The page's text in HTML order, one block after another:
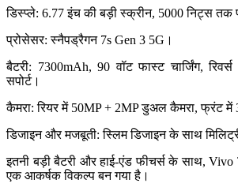
डिस्प्ले: 6.77 इंच की बड़ी स्क्रीन, 5000 निट्स तक
प्रोसेसर: स्नैपड्रैगन 7s Gen 3 5G।
बैटरी: 7300mAh, 90 वॉट फास्ट चार्जिंग,
सपोर्ट।
कैमरा: रियर में 50MP + 2MP डुअल कैमरा, फ्रंट में
डिजाइन और मजबूती: स्लिम डिजाइन के साथ
इतनी बड़ी बैटरी और हाई-एंड फीचर्स के साथ,
एक आकर्षक विकल्प बन गया है।